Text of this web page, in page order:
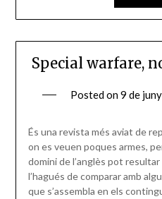
Special warfare,
Posted on9 de
És una revista més aviat de
on es veuen poques armes,
domini de l’anglès pot
l’hagués de comparar amb
que s’assembla en els